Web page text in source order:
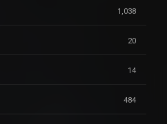
1,038
20
14
484